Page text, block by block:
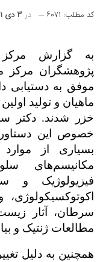
کد مطلب: ۶۰۷۱ در ۳ دی ۱۳۹۱
پژوهشگران مرکز
موفق به دستیابی
ماهیان و تولید
خزر شدند. دکتر
خصوص این
بسیاری از
مکانیسم‌های
فیزیولوژیک
سرطان، آثار
مطالعات ژنتیک و
همچنین به دلیل